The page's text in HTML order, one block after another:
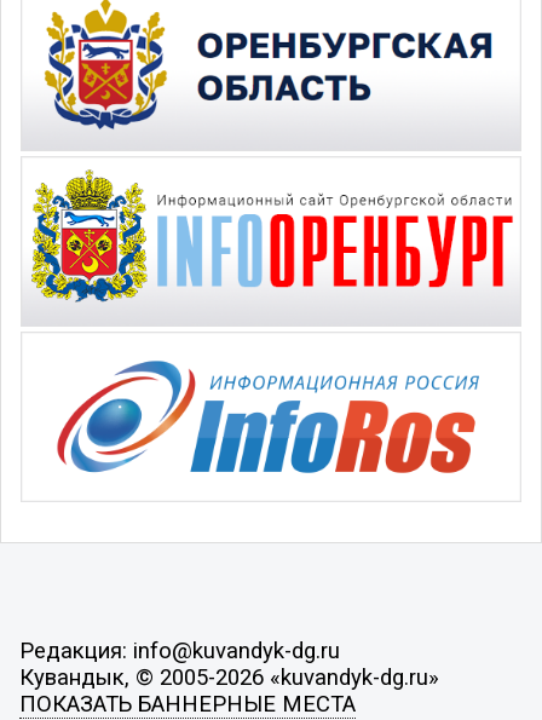
Редакция: info@kuvandyk-dg.ru
Кувандык, © 2005-2026 «kuvandyk-dg.ru»
ПОКАЗАТЬ БАННЕРНЫЕ МЕСТА